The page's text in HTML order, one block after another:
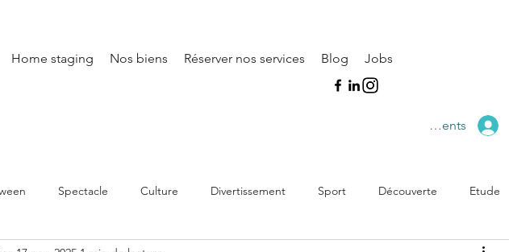
Home staging Nos biens Réserver nos services Blog Jobs
Espace Clients
Spectacle Culture Divertissement Sport Découverte Etude